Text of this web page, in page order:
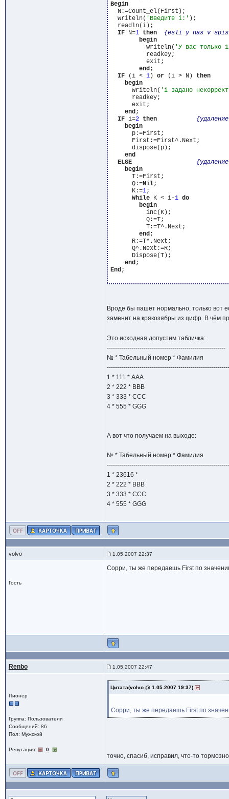
Begin
  N:=Count_el(First);
  writeln(
'Введите i:' );
  readln(i);
IF N=1 then
{esli y nas v
begin
          writeln(
'У вас только
          readkey;
          exit;
end;
IF (i < 1) or (i > N) then
begin
      writeln(
'i задано
      readkey;
      exit;
end;
IF i=2 then
begin
      p:=First;
      First:=First^.Next;
      dispose(p);
end
ELSE
begin
      T:=First;
      Q:=
Nil;
      K:=
1;
While K < i-1 do
begin
          inc(K);
          Q:=T;
          T:=T^.Next;
end;
      R:=T^.Next;
      Q^.Next:=R;
      Dispose(T);
end
End;
Вроде бы пашет нормально, только вот
заменит на крякозябры из цифр. В чём
Это исходная допустим табличка:
----------------------------------------------------------
№ * Табельный номер * Фамилия
------------------------------------------------------------
1 * 111 * AAA
2 * 222 * BBB
3 * 333 * CCC
4 * 555 * GGG
А вот что получаем на выходе:
№ * Табельный номер * Фамилия
------------------------------------------------------------
1 * 23616 *
2 * 222 * BBB
3 * 333 * CCC
4 * 555 * GGG
volvo 1.05.2007 22:37
Гость
Сорри, ты же передаешь First по
Renbo 1.05.2007 22:47
Пионер
Группа: Пользователи
Сообщений: 86
Пол: Мужской
Репутация: 0
Цитата(volvo @ 1.05.2007 19:37)
Сорри, ты же передаешь First по
точно, спасиб, исправил, что-то